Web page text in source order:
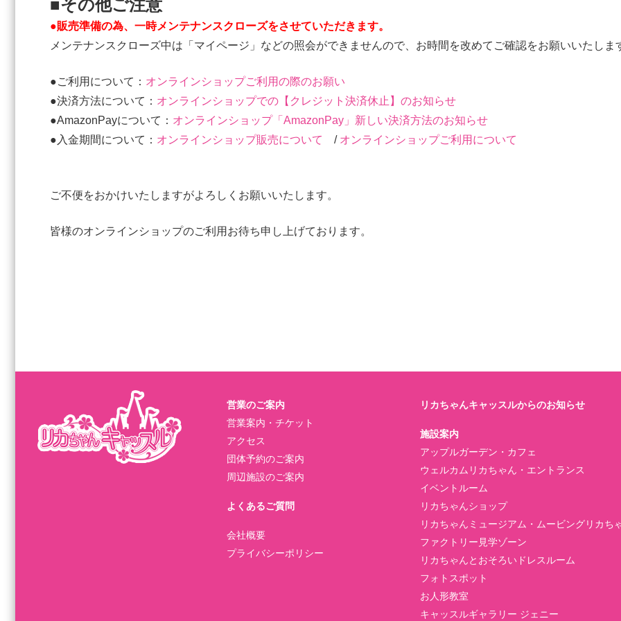
■その他ご注意
●販売準備の為、一時メンテナンスクローズをさせていただきます。
メンテナンスクローズ中は「マイページ」などの照会ができませんので、お時間を改めてご確認をお願いいたしま
●ご利用について： オンラインショップご利用の際のお願い
●決済方法について： オンラインショップでの【クレジット決済休止】のお知らせ
●AmazonPayについて： オンラインショップ「AmazonPay」新しい決済方法のお知らせ
●入金期間について： オンラインショップ販売について / オンラインショップご利用について
ご不便をおかけいたしますがよろしくお願いいたします。
皆様のオンラインショップのご利用お待ち申し上げております。
営業のご案内
営業案内・チケット
アクセス
団体予約のご案内
周辺施設のご案内
よくあるご質問
会社概要
プライバシーポリシー
リカちゃんキャッスルからのお知らせ
施設案内
アップルガーデン・カフェ
ウェルカムリカちゃん・エントランス
イベントルーム
リカちゃんショップ
リカちゃんミュージアム・ムービングリカち
ファクトリー見学ゾーン
リカちゃんとおそろいドレスルーム
フォトスポット
お人形教室
キャッスルギャラリー ジェニー